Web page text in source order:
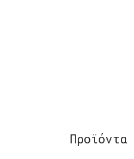
Προϊόντα